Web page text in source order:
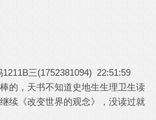
1211B三(1752381094) 22:51:59
的，天书不知道史地生生理卫生读
续《改变世界的观念》，没读过就